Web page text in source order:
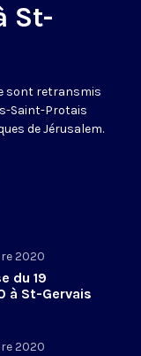
St-
sont retransmis
Saint-Protais
de Jérusalem.
2020
du 19
à St-Gervais
2020